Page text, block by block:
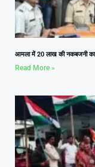
आमला में 20 लाख की नकबजनी का
Read More »